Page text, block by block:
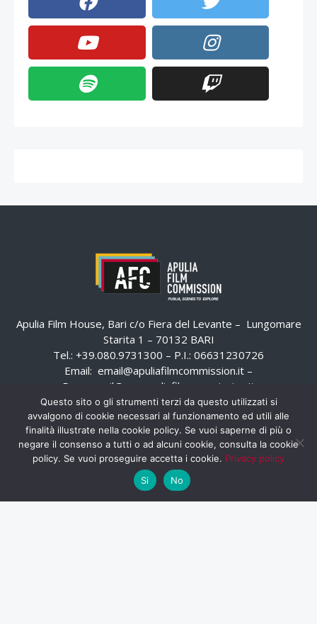
Apulia Film House, Bari c/o Fiera del Levante – Lungomare
Starita 1 – 70132 BARI
Tel.: +39.080.9731300 – P.I.: 06631230726
Email: email@apuliafilmcommission.it –
Pec:
email@pec.apuliafilmcommission.it
Questo sito o gli strumenti terzi da questo utilizzati si
avvalgono di cookie necessari al funzionamento ed utili alle
finalità illustrate nella cookie policy. Se vuoi saperne di più o
negare il consenso a tutti o ad alcuni cookie, consulta la cookie
policy. Se vuoi proseguire accetta i cookie. Privacy policy
Si
No